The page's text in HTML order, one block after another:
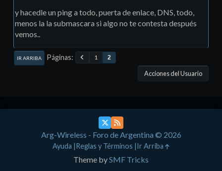
y hacedle un ping a todo, puerta de enlace, DNS, todo,
menos la la submascara si algo no te contesta después
vemos..
IR ARRIBA Páginas 1 2
Acciones del Usuario
Theme bySMF Tricks
Arg-Wireless - Foro de Argentina © 2026
Ayuda Reglas y Términos Ir Arriba